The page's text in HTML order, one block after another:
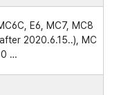
E6, MC7, MC8
2020.6.15..), MC
…